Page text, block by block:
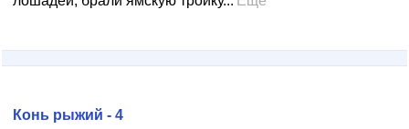
Конь рыжий - 4